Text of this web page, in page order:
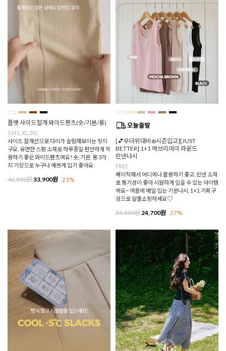
플랫 사이드절개 와이드팬츠(숏/기본/롱)
S,M,L,XL,2XL
사이드 절개선으로 다리가 슬림해보이는 핏이
구요, 유연한 스판 소재로 하루종일 편안하게 착
용하기 좋은 와이드팬츠에요! 숏, 기본, 롱 3가
지 기장으로 누구나 예쁘게 입기 좋아요
42,800원33,900원 21%
[💕무더위대비❄️시즌입고][JUST
BETTER] 1+1 에브리데이 라운드
린넨나시
FREE
베이직해서 어디에나 활용하기 좋고, 린넨 소재
로 통기성이 좋아 시원하게 입을 수 있는 아이템
에요~ 여름에 매일 입는 기본나시, 1+1 기획구
성으로 알뜰쇼핑하세요♡
33,800원24,700원 27%